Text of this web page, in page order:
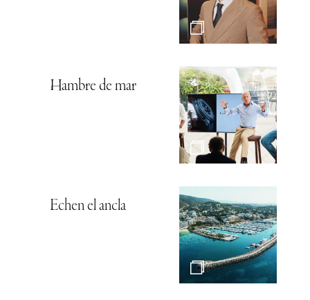
Hambre de mar
Echen el ancla